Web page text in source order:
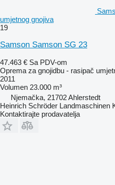
umjetnog gnojiva
19
Samson Samson SG 23
47.463 € Sa PDV-om
Oprema za gnojidbu - rasipač
2011
Volumen 23.000 m³
Njemačka, 21702 Ahlerstedt
Heinrich Schröder Landmaschinen
Kontaktirajte prodavatelja